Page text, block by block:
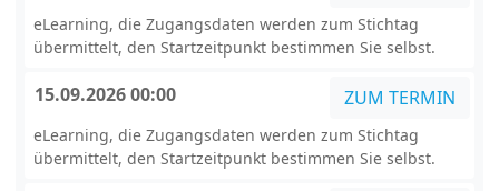
eLearning, die Zugangsdaten werden zum Stichtag
übermittelt, den Startzeitpunkt bestimmen Sie selbst.
15.09.2026 00:00 ZUM TERMIN
eLearning, die Zugangsdaten werden zum Stichtag
übermittelt, den Startzeitpunkt bestimmen Sie selbst.